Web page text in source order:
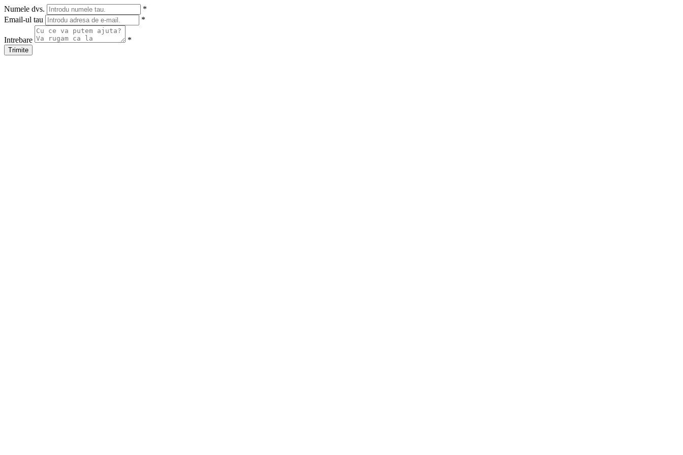
Numele dvs.
*
Email-ul tau
*
Intrebare *
Trimite